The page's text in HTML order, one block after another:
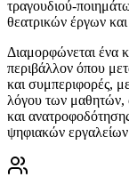
τραγουδιού-
θεατρικών έργων
Διαμορφώνεται ένα
περιβάλλον όπου
και συμπεριφορές,
λόγου των μαθητών,
και
ψηφιακών